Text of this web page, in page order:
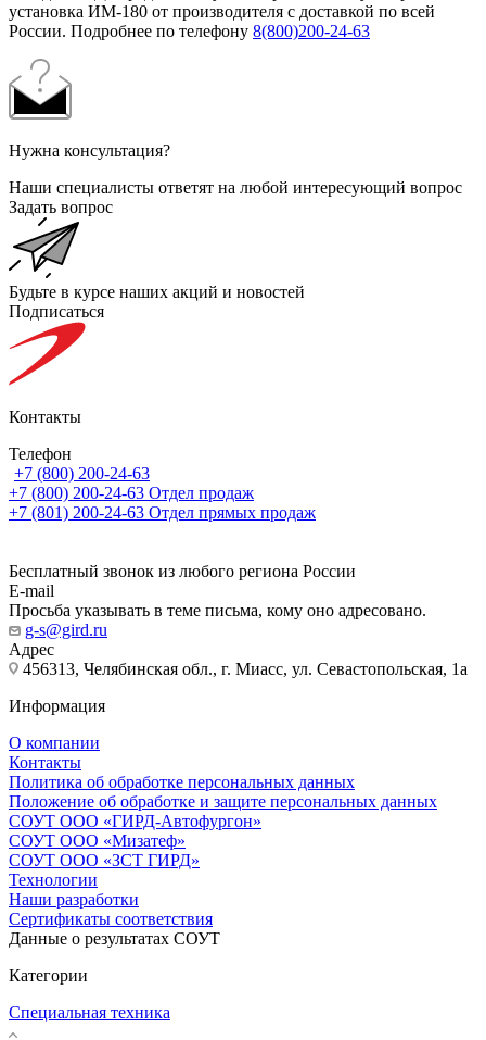
установка ИМ-180 от производителя с доставкой по всей
России. Подробнее по телефону 8(800)200-24-63
Нужна консультация?
Наши специалисты ответят на любой интересующий вопрос
Задать вопрос
Будьте в курсе наших акций и новостей
Подписаться
Контакты
Телефон
+7 (800) 200-24-63
+7 (800) 200-24-63 Отдел продаж
+7 (801) 200-24-63 Отдел прямых продаж
Бесплатный звонок из любого региона России
E-mail
Просьба указывать в теме письма, кому оно адресовано.
g-s@gird.ru
Адрес
456313, Челябинская обл., г. Миасс, ул. Севастопольская, 1а
Информация
О компании
Контакты
Политика об обработке персональных данных
Положение об обработке и защите персональных данных
СОУТ ООО «ГИРД-Автофургон»
СОУТ ООО «Мизатеф»
СОУТ ООО «ЗСТ ГИРД»
Технологии
Наши разработки
Сертификаты соответствия
Данные о результатах СОУТ
Категории
Специальная техника